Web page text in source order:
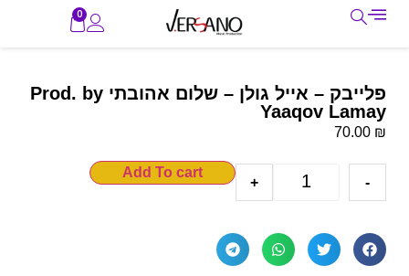
0
פלייבק – אייל גולן – שלום אהובתי Prod. by
Yaaqov Lamay
70.00 ₪
-
+
Add To cart